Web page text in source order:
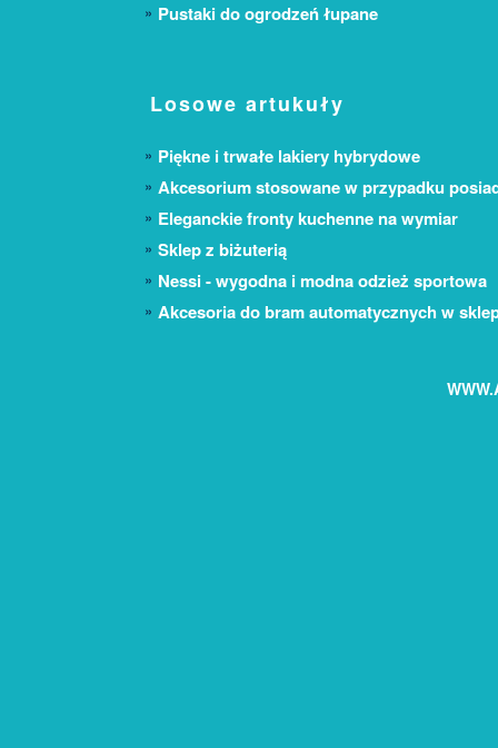
Pustaki do ogrodzeń łupane
Losowe artukuły
Piękne i trwałe lakiery hybrydowe
Akcesorium stosowane w przypadku
Eleganckie fronty kuchenne na wymiar
Sklep z biżuterią
Nessi - wygodna i modna odzież sportowa
Akcesoria do bram automatycznych w